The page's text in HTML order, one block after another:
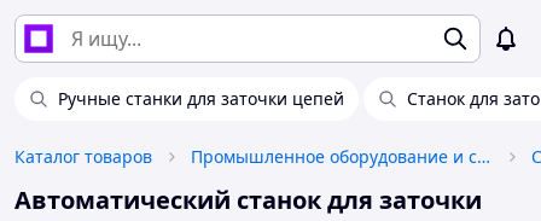
Ручные станки для заточки цепей Станок для
Каталог товаров Промышленное оборудование и станки
Автоматический станок для заточки